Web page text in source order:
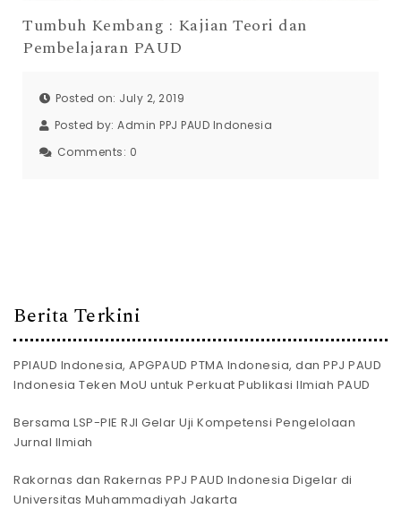
Tumbuh Kembang : Kajian Teori dan
Pembelajaran PAUD
Posted on: July 2, 2019
Posted by: Admin PPJ PAUD Indonesia
Comments: 0
Berita Terkini
PPIAUD Indonesia, APGPAUD PTMA Indonesia, dan PPJ PAUD
Indonesia Teken MoU untuk Perkuat Publikasi Ilmiah PAUD
Bersama LSP-PIE RJI Gelar Uji Kompetensi Pengelolaan
Jurnal Ilmiah
Rakornas dan Rakernas PPJ PAUD Indonesia Digelar di
Universitas Muhammadiyah Jakarta